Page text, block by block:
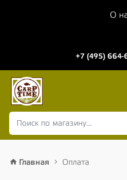
О
+7 (495) 664-
Главная Оплата